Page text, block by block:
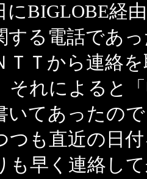
BIGLOBE経
する電話であ
ＴＴから連絡
それによると
いてあったの
つも直近の日
も早く連絡し